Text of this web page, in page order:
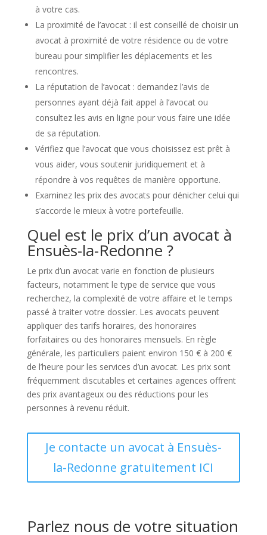
à votre cas.
La proximité de l’avocat : il est conseillé de choisir un
avocat à proximité de votre résidence ou de votre
bureau pour simplifier les déplacements et les
rencontres.
La réputation de l’avocat : demandez l’avis de
personnes ayant déjà fait appel à l’avocat ou
consultez les avis en ligne pour vous faire une idée
de sa réputation.
Vérifiez que l’avocat que vous choisissez est prêt à
vous aider, vous soutenir juridiquement et à
répondre à vos requêtes de manière opportune.
Examinez les prix des avocats pour dénicher celui qui
s’accorde le mieux à votre portefeuille.
Quel est le prix d’un avocat à
Ensuès-la-Redonne ?
Le prix d’un avocat varie en fonction de plusieurs
facteurs, notamment le type de service que vous
recherchez, la complexité de votre affaire et le temps
passé à traiter votre dossier. Les avocats peuvent
appliquer des tarifs horaires, des honoraires
forfaitaires ou des honoraires mensuels. En règle
générale, les particuliers paient environ 150 € à 200 €
de l’heure pour les services d’un avocat. Les prix sont
fréquemment discutables et certaines agences offrent
des prix avantageux ou des réductions pour les
personnes à revenu réduit.
Je contacte un avocat à Ensuès-
la-Redonne gratuitement ICI
Parlez nous de votre situation